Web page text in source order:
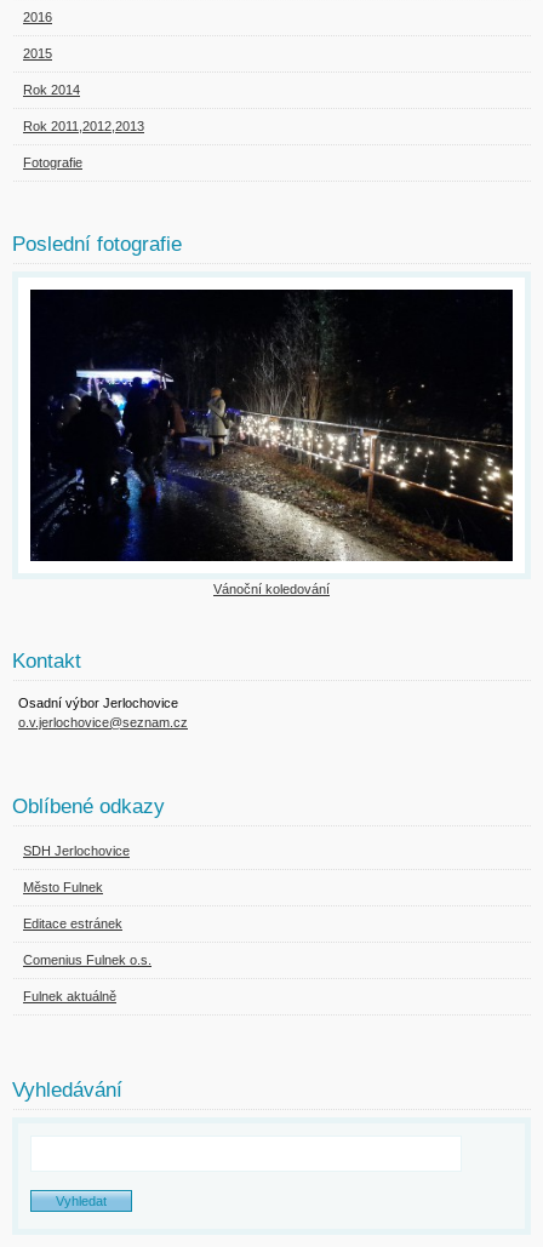
2016
2015
Rok 2014
Rok 2011,2012,2013
Fotografie
Poslední fotografie
Vánoční koledování
Kontakt
Osadní výbor Jerlochovice
o.v.jerlochovice@seznam.cz
Oblíbené odkazy
SDH Jerlochovice
Město Fulnek
Editace estránek
Comenius Fulnek o.s.
Fulnek aktuálně
Vyhledávání